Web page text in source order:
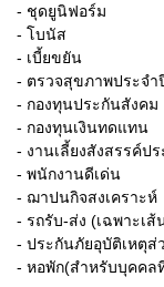
- ชุดยูนิฟอร์ม
- โบนัส
- เบี้ยขยัน
- ตรวจสุขภาพประจำ
- กองทุนประกันสังคม
- กองทุนเงินทดแทน
- งานเลี้ยงสังสรรค์ปร
- พนักงานดีเด่น
- ฌาปนกิจสงเคราะห์
- รถรับ-ส่ง (เฉพาะเส้
- ประกันภัยอุบัติเหตุส่
- หอพัก(สำหรับบุคคล